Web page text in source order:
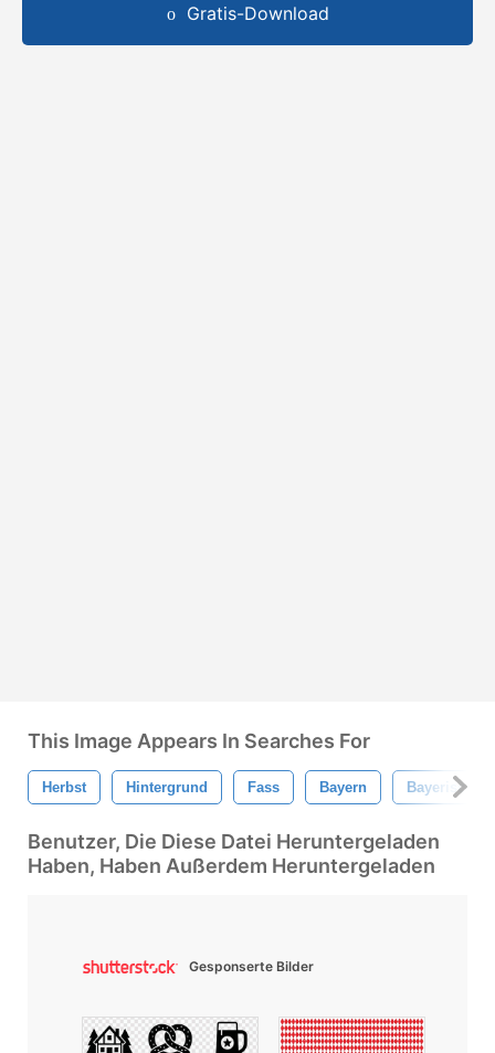
Gratis-Download
This Image Appears In Searches For
Herbst Hintergrund Fass Bayern Bayerisch
Benutzer, Die Diese Datei Heruntergeladen
Haben, Haben Außerdem Heruntergeladen
Gesponserte Bilder